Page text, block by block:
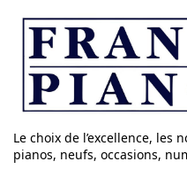
contenu
Le choix de l’excellence, les
pianos, neufs, occasions,